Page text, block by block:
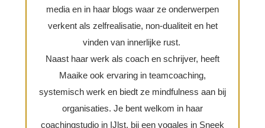
media en in haar blogs waar ze onderwerpen
verkent als zelfrealisatie, non-dualiteit en het
vinden van innerlijke rust.
Naast haar werk als coach en schrijver, heeft
Maaike ook ervaring in teamcoaching,
systemisch werk en biedt ze mindfulness aan bij
organisaties. Je bent welkom in haar
coachingstudio in IJlst, bij een yogales in Sneek